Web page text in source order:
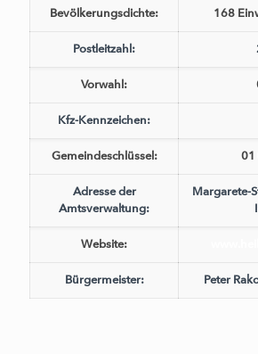
Bevölkerungsdichte: 168
Postleitzahl:
Vorwahl:
Kfz-Kennzeichen:
Gemeindeschlüssel: 01
Adresse der
Amtsverwaltung:
Margarete-
Website:
Bürgermeister: Peter